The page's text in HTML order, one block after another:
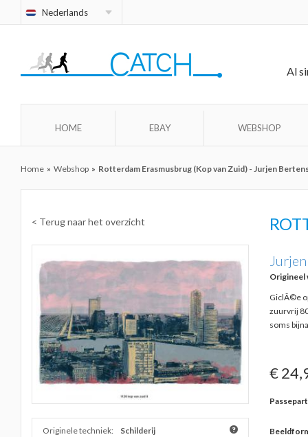
Nederlands
Al
HOME EBAY WEBSHOP
Home » Webshop » Rotterdam Erasmusbrug (Kop van Zuid) - Jurjen
< Terug naar het overzicht
Originele techniek: Schilderij
Origineel
GiclÃ©e
zuurvrij
soms bijna
€